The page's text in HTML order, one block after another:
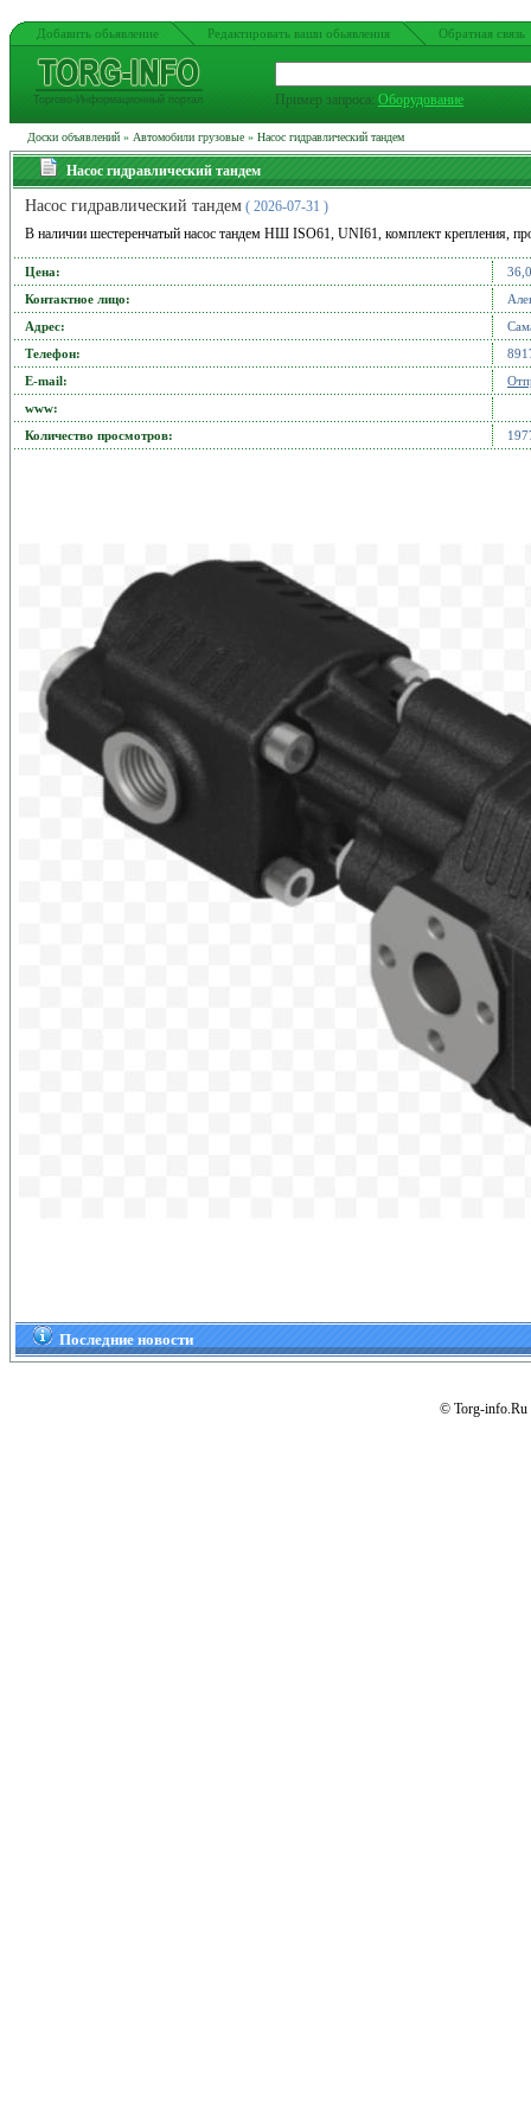
Добавить обьявление Редактировать ваши обьявления Обратная связь
Торгово-Информационный портал Пример запроса: Оборудование
Доски объявлений » Автомобили грузовые » Насос гидравлический тандем
Насос гидравлический тандем
Насос гидравлический тандем ( 2026-07-31 )
В наличии шестеренчатый насос тандем НШ ISO61, UNI61, комплект крепления,
Цена:
Контактное лицо:
Адрес:
Телефон:
Е-mail:
www:
Количество просмотров:
Последние новости
© Torg-info.Ru